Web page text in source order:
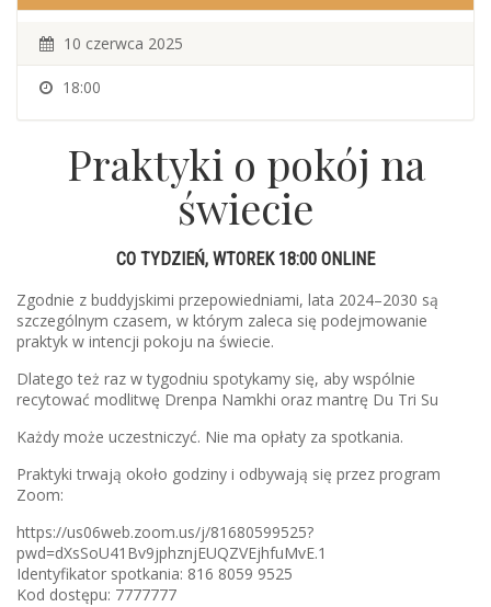
10 czerwca 2025
18:00
Praktyki o pokój na
świecie
CO TYDZIEŃ, WTOREK 18:00 ONLINE
Zgodnie z buddyjskimi przepowiedniami, lata 2024–2030 są
szczególnym czasem, w którym zaleca się podejmowanie
praktyk w intencji pokoju na świecie.
Dlatego też raz w tygodniu spotykamy się, aby wspólnie
recytować modlitwę Drenpa Namkhi oraz mantrę Du Tri Su
Każdy może uczestniczyć. Nie ma opłaty za spotkania.
Praktyki trwają około godziny i odbywają się przez program
Zoom:
https://us06web.zoom.us/j/81680599525?
pwd=dXsSoU41Bv9jphznjEUQZVEjhfuMvE.1
Identyfikator spotkania: 816 8059 9525
Kod dostępu: 7777777